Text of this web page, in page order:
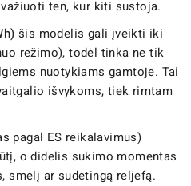
ten, kur kiti sustoja.
šis modelis gali įveikti iki
režimo), todėl tinka ne tik
nuotykiams gamtoje. Tai
išvykoms, tiek rimtam
pagal ES reikalavimus)
o didelis sukimo momentas
smėlį ar sudėtingą reljefą.